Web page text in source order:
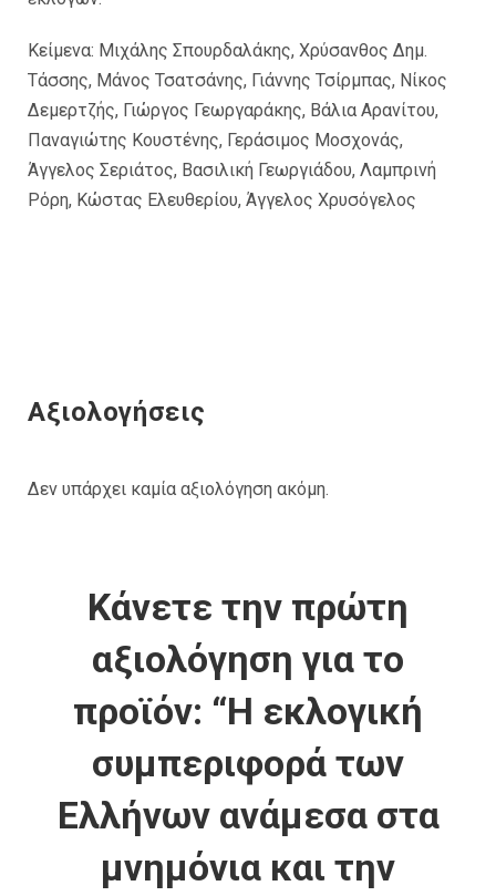
Κείμενα: Μιχάλης Σπουρδαλάκης, Χρύσανθος Δημ.
Τάσσης, Μάνος Τσατσάνης, Γιάννης Τσίρμπας, Νίκος
Δεμερτζής, Γιώργος Γεωργαράκης, Βάλια Αρανίτου,
Παναγιώτης Κουστένης, Γεράσιμος Μοσχονάς,
Άγγελος Σεριάτος, Βασιλική Γεωργιάδου, Λαμπρινή
Ρόρη, Κώστας Ελευθερίου, Άγγελος Χρυσόγελος
Αξιολογήσεις
Δεν υπάρχει καμία αξιολόγηση ακόμη.
Κάνετε την πρώτη
αξιολόγηση για το
προϊόν: “Η εκλογική
συμπεριφορά των
Ελλήνων ανάμεσα στα
μνημόνια και την